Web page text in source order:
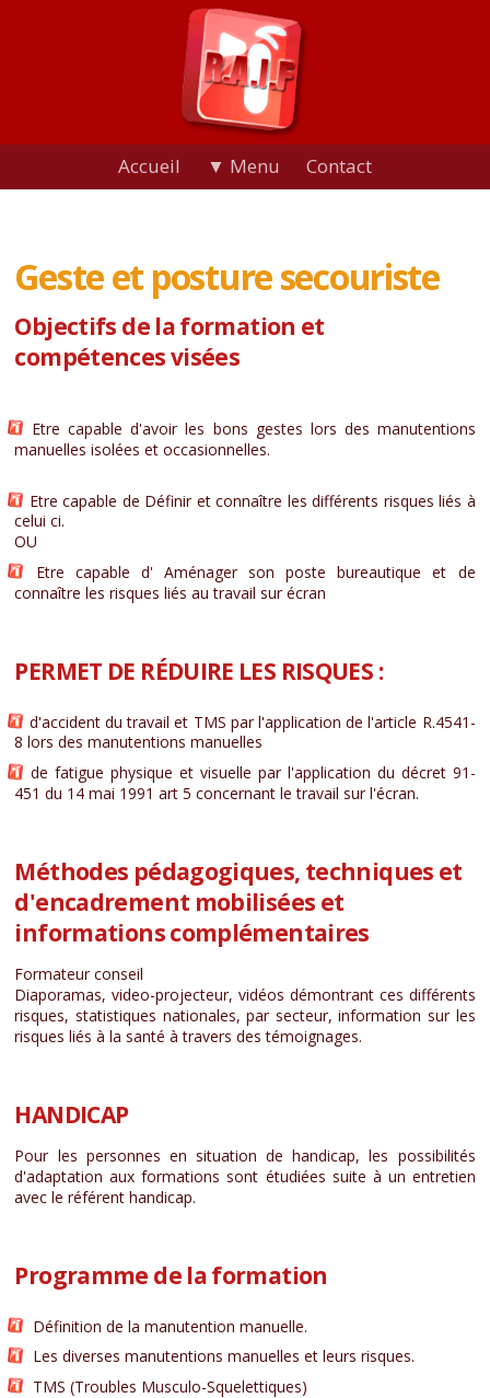
Accueil ▼ Menu Contact
Geste et posture secouriste
Objectifs de la formation et
compétences visées
Etre capable d'avoir les bons gestes lors des manutentions
manuelles isolées et occasionnelles.
Etre capable de Définir et connaître les différents risques liés à
celui ci.
OU
Etre capable d' Aménager son poste bureautique et de
connaître les risques liés au travail sur écran
PERMET DE RÉDUIRE LES RISQUES :
d'accident du travail et TMS par l'application de l'article R.4541-
8 lors des manutentions manuelles
de fatigue physique et visuelle par l'application du décret 91-
451 du 14 mai 1991 art 5 concernant le travail sur l'écran.
Méthodes pédagogiques, techniques et
d'encadrement mobilisées et
informations complémentaires
Formateur conseil
Diaporamas, video-projecteur, vidéos démontrant ces différents
risques, statistiques nationales, par secteur, information sur les
risques liés à la santé à travers des témoignages.
HANDICAP
Pour les personnes en situation de handicap, les possibilités
d'adaptation aux formations sont étudiées suite à un entretien
avec le référent handicap.
Programme de la formation
Définition de la manutention manuelle.
Les diverses manutentions manuelles et leurs risques.
TMS (Troubles Musculo-Squelettiques)